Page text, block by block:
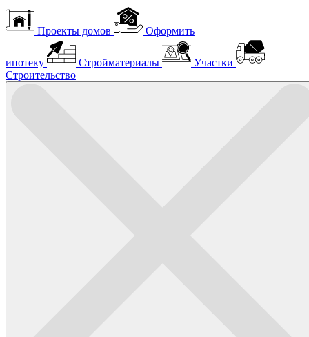
Проекты домов Оформить
ипотеку Стройматериалы
Участки
Строительство